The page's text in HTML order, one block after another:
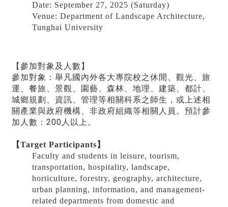
Date: September 27, 2025 (Saturday)
Venue: Department of Landscape Architecture,
Tunghai University
【參加對象及人數】
參加對象：舉凡國內外各大專院校之休閒、觀光、旅
運、餐旅、景觀、園藝、森林、地理、建築、都計、
城鄉規劃、資訊、管理等相關科系之師生，或上述相
關產業與政府機構、非政府組織等相關人員。預計參
加人數：200人以上。
【Target Participants 】
Faculty and students in leisure, tourism,
transportation, hospitality, landscape,
horticulture, forestry, geography, architecture,
urban planning, information, and management-
related departments from domestic and